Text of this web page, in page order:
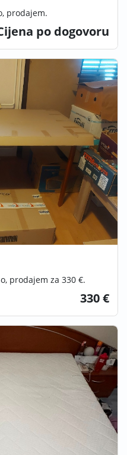
prodajem.
po dogovoru
prodajem za 330 €.
330 €